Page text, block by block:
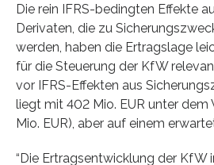
Die rein IFRS-bedingten Effekte
Derivaten, die zu
werden, haben die Ertragslage
für die Steuerung der KfW
vor IFRS-Effekten aus
liegt mit 402 Mio. EUR unter dem
Mio. EUR), aber auf einem
“Die Ertragsentwicklung der KfW